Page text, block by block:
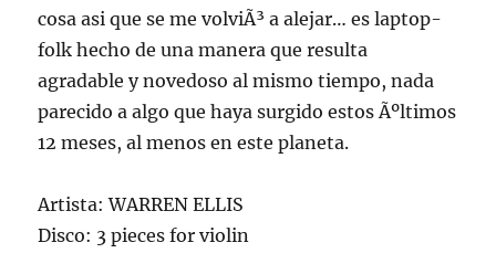
cosa asi que se me volviÃ³ a alejar… es laptop-
folk hecho de una manera que resulta
agradable y novedoso al mismo tiempo, nada
parecido a algo que haya surgido estos Ãºltimos
12 meses, al menos en este planeta.
Artista: WARREN ELLIS
Disco: 3 pieces for violin